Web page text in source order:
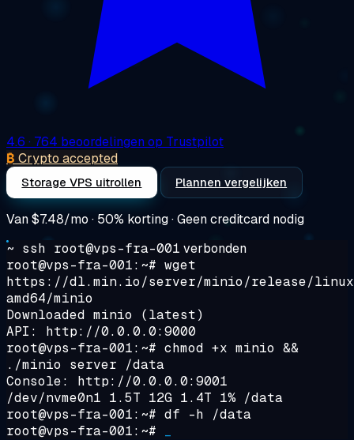
4.6 · 764 beoordelingen op Trustpilot
₿ Crypto accepted
Storage VPS uitrollen Plannen vergelijken
Van$7.48/mo · 50% korting · Geen creditcard nodig
~ ssh root@vps-fra-001 verbonden
root@vps-fra-001:~# wget
https://dl.min.io/server/minio/release/
amd64/minio
Downloaded minio (latest)
API: http://0.0.0.0:9000
root@vps-fra-001:~# chmod +x minio &&
./minio server /data
Console: http://0.0.0.0:9001
/dev/nvme0n1 1.5T 12G 1.4T 1% /data
root@vps-fra-001:~# df -h /data
root@vps-fra-001:~#